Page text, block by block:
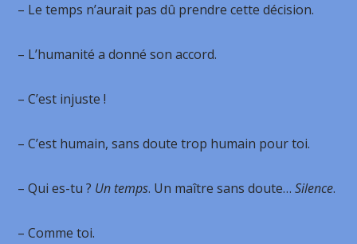
– Le temps n’aurait pas dû prendre cette décision.
– L’humanité a donné son accord.
– C’est injuste !
– C’est humain, sans doute trop humain pour toi.
– Qui es-tu ? Un temps. Un maître sans doute…Silence.
– Comme toi.